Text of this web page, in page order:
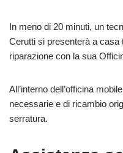
In meno di 20 minuti, un
Cerutti si presenterà a casa
riparazione con la sua
All’interno dell’officina
necessarie e di ricambio
serratura.